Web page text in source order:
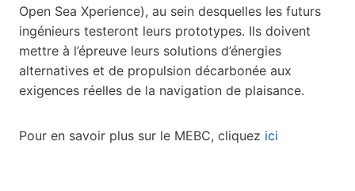
Open Sea Xperience), au sein desquelles les futurs
ingénieurs testeront leurs prototypes. Ils doivent
mettre à l’épreuve leurs solutions d’énergies
alternatives et de propulsion décarbonée aux
exigences réelles de la navigation de plaisance.
Pour en savoir plus sur le MEBC, cliquez ici